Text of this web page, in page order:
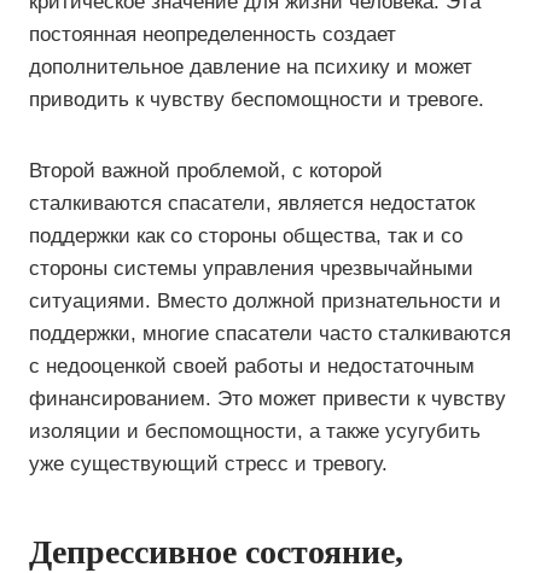
постоянная неопределенность создает
дополнительное давление на психику и может
приводить к чувству беспомощности и тревоге.
Второй важной проблемой, с которой
сталкиваются спасатели, является недостаток
поддержки как со стороны общества, так и со
стороны системы управления чрезвычайными
ситуациями. Вместо должной признательности и
поддержки, многие спасатели часто сталкиваются
с недооценкой своей работы и недостаточным
финансированием. Это может привести к чувству
изоляции и беспомощности, а также усугубить
уже существующий стресс и тревогу.
Депрессивное состояние,